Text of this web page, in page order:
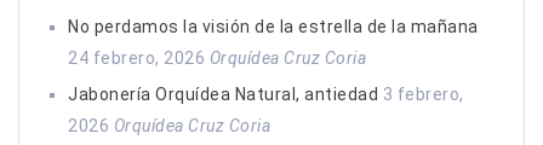
No perdamos la visión de la estrella de la mañana
24 febrero, 2026 Orquídea Cruz Coria
Jabonería Orquídea Natural, antiedad 3 febrero,
2026 Orquídea Cruz Coria